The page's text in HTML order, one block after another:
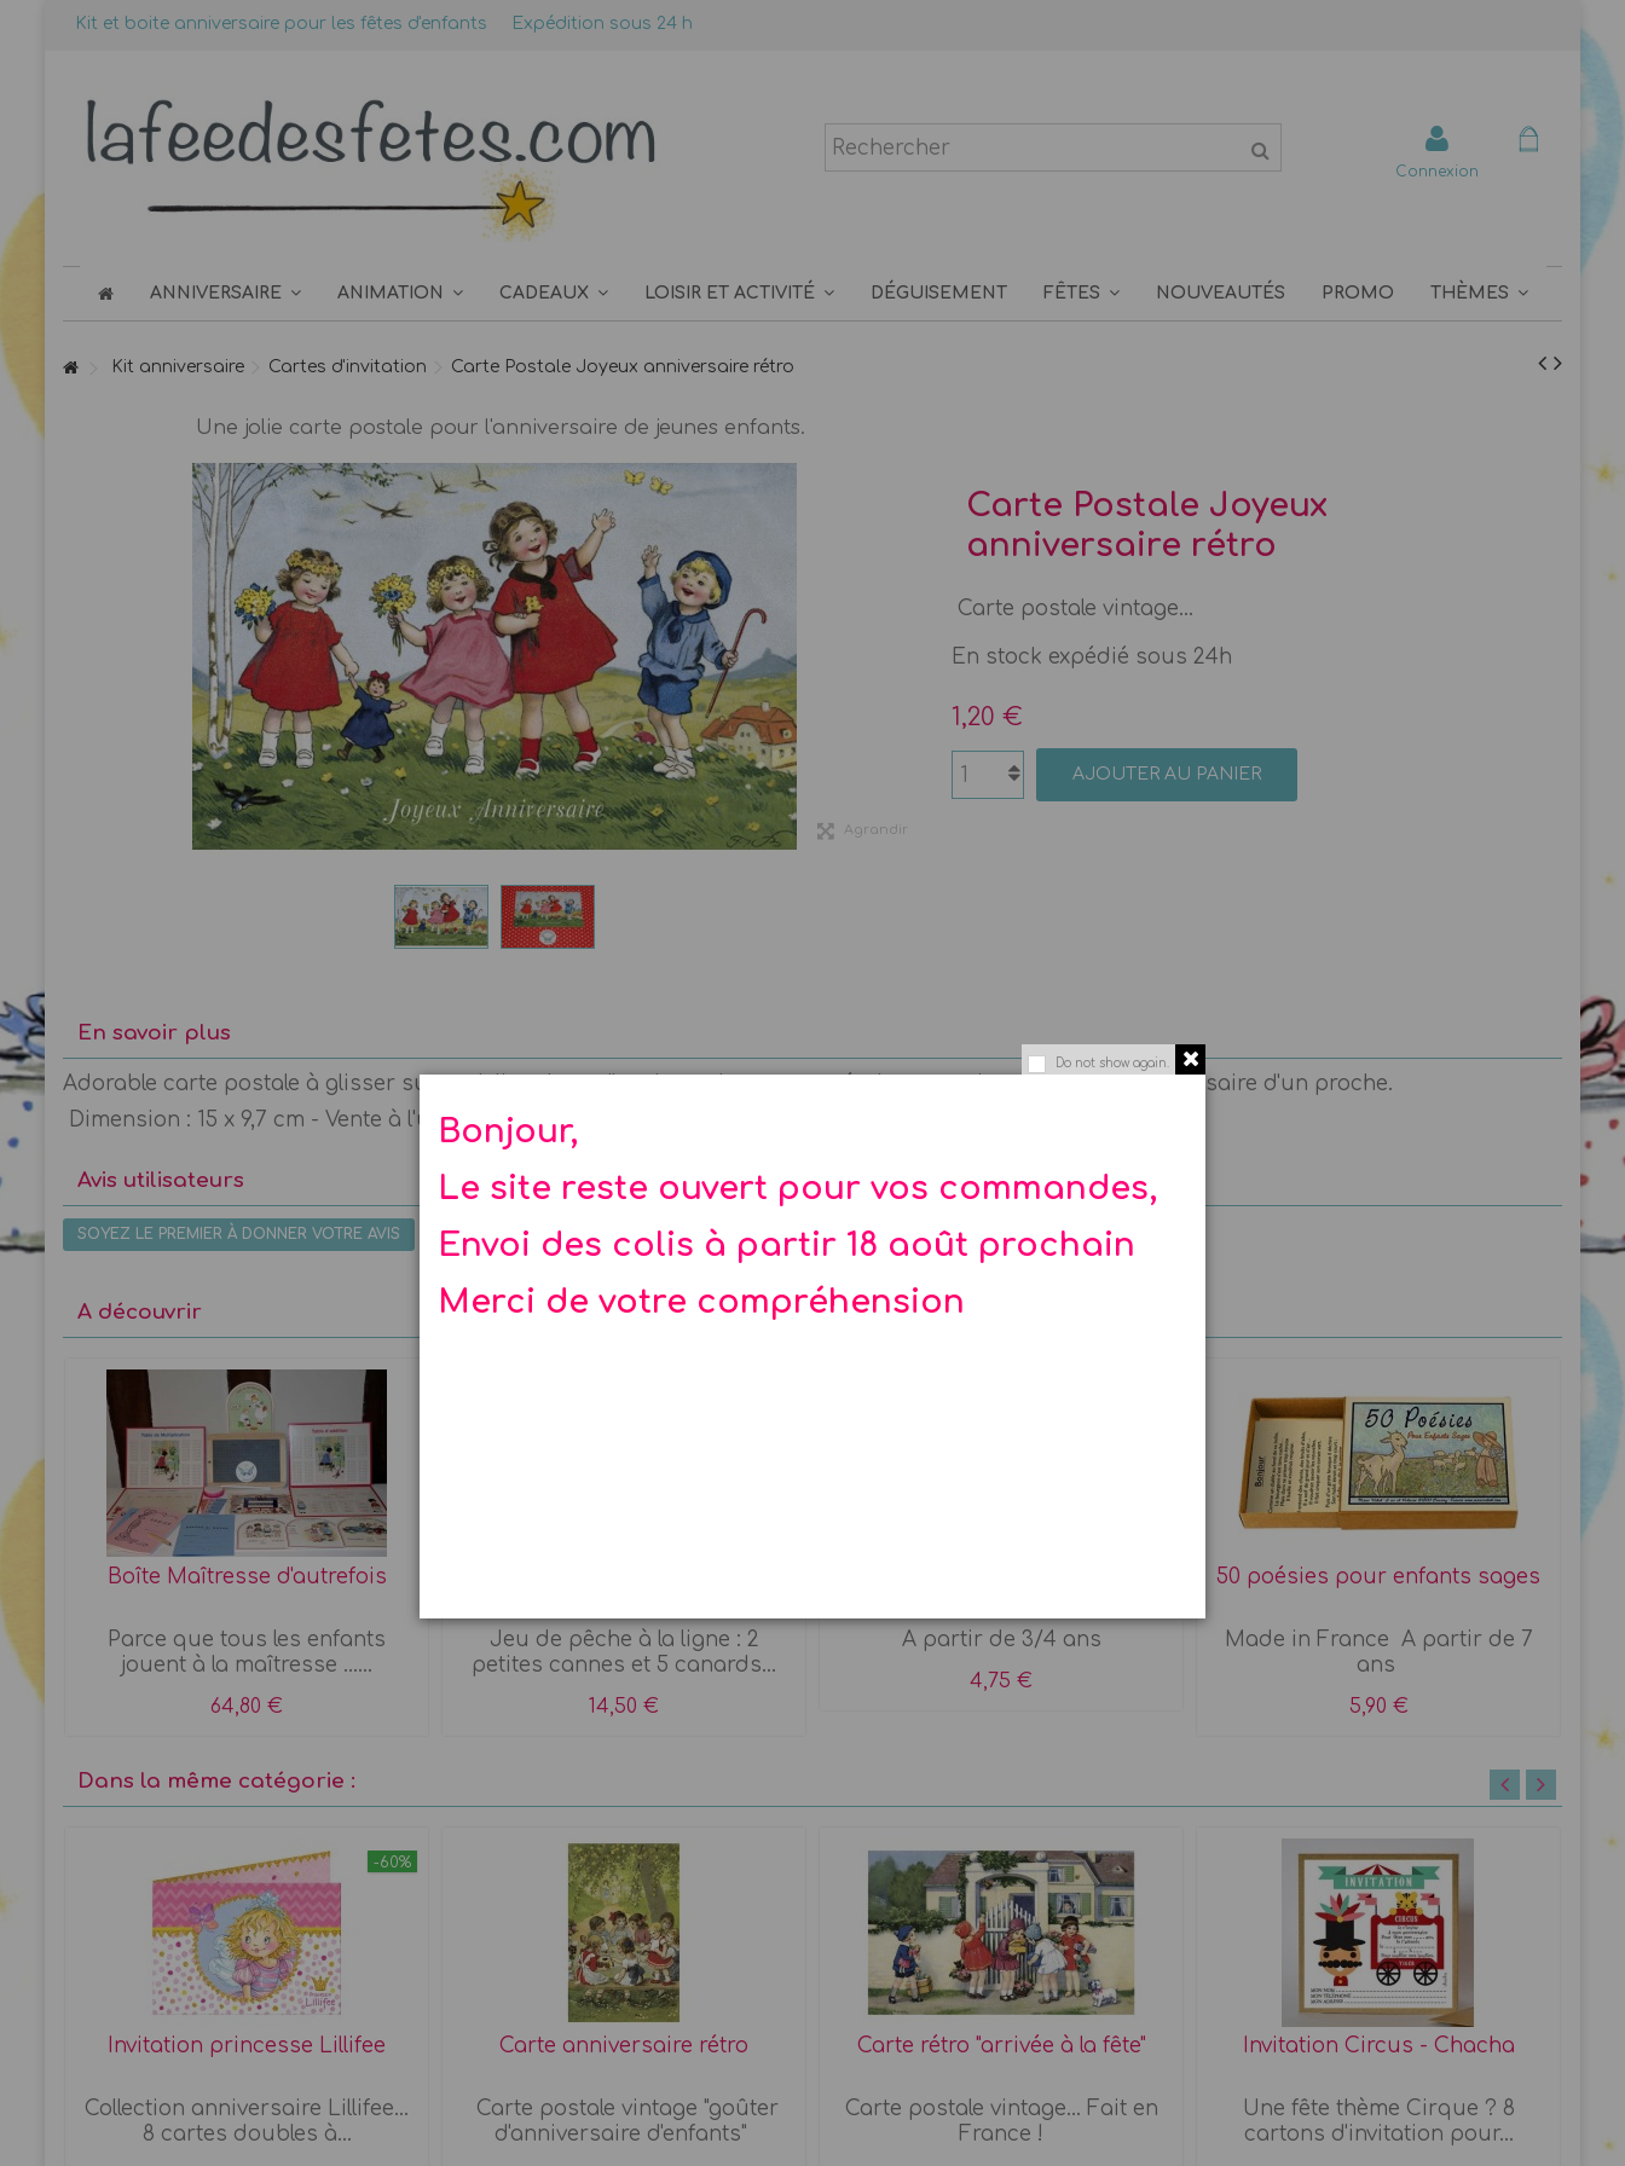
Do not show again.
Bonjour,
Le site reste ouvert pour vos commandes,
Envoi des colis à partir 18 août prochain
Merci de votre compréhension
Kit et boite anniversaire pour les fêtes d'enfants Expédition sous 24 h
Connexion
ANNIVERSAIRE ANIMATION CADEAUX LOISIR ET ACTIVITÉ DÉGUISEMENT FÊTES NOUVEAUTÉS PROMO THÈMES
Kit anniversaire Cartes d'invitation Carte Postale Joyeux anniversaire rétro
Une jolie carte postale pour l'anniversaire de jeunes enfants.
Agrandir
Carte Postale Joyeux
anniversaire rétro
Carte postale vintage...
En stock expédié sous 24h
1,20 €
AJOUTER AU PANIER
En savoir plus
Adorable carte postale à glisser sur un joli cadeau d'anniversaire ou pour écrire un petit mot lors de l'anniversaire d'un proche.
Dimension : 15 x 9,7 cm - Vente à l'unité - Impression en France
Avis utilisateurs
SOYEZ LE PREMIER À DONNER VOTRE AVIS
A découvrir
Boîte Maîtresse d'autrefois
Parce que tous les enfants
jouent à la maîtresse ......
64,80 €
Jeu de pêche à la ligne : 2
petites cannes et 5 canards...
14,50 €
A partir de 3/4 ans
4,75 €
50 poésies pour enfants sages
Made in France A partir de 7
ans
5,90 €
Dans la même catégorie :
-60%
Invitation princesse Lillifee
Collection anniversaire Lillifee...
8 cartes doubles à...
Carte anniversaire rétro
Carte postale vintage "goûter
d'anniversaire d'enfants"
Carte rétro "arrivée à la fête"
Carte postale vintage... Fait en
France !
Invitation Circus - Chacha
Une fête thème Cirque ? 8
cartons d'invitation pour...